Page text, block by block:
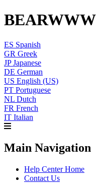
BEARWWW
ES Spanish
GR Greek
JP Japanese
DE German
US English (US)
PT Portuguese
NL Dutch
FR French
IT Italian
Main Navigation
Help Center Home
Contact Us